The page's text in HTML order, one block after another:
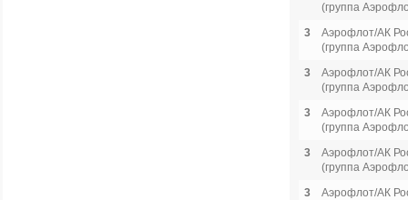
(группа
3
Аэрофлот/АК
(группа
3
Аэрофлот/АК
(группа
3
Аэрофлот/АК
(группа
3
Аэрофлот/АК
(группа
3
Аэрофлот/АК